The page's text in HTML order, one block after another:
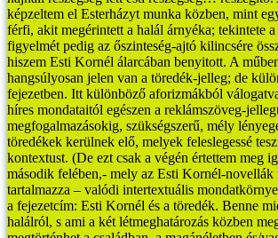
képzeltem el Esterházyt munka közben, mint
férfi, akit megérintett a halál árnyéka; tekintete a
figyelmét pedig az őszinteség-ajtó kilincsére
hiszem Esti Kornél álarcában benyitott. A
hangsúlyosan jelen van a töredék-jelleg; de
fejezetben. Itt különböző aforizmákból
híres mondataitól egészen a reklámszöveg-
megfogalmazásokig, szükségszerű, mély
töredékek kerülnek elő, melyek feleslegessé
kontextust. (De ezt csak a végén értettem meg
második felében,- mely az Esti Kornél-novellák
tartalmazza – valódi intertextuális
a fejezetcím: Esti Kornél és a töredék. Benne
halálról, s ami a két létmeghatározás közben